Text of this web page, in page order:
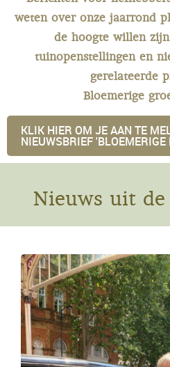
weten over onze jaarrond
de hoogte willen
tuinopenstellingen en
gerelateerde
Bloemerige
KLIK HIER OM JE AAN TE
NIEUWSBRIEF 'BLOEMERIGE
Nieuws uit de